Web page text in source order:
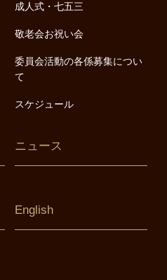
成人式・七五三
敬老会お祝い会
委員会活動の各係募集につい
て
スケジュール
ニュース
English